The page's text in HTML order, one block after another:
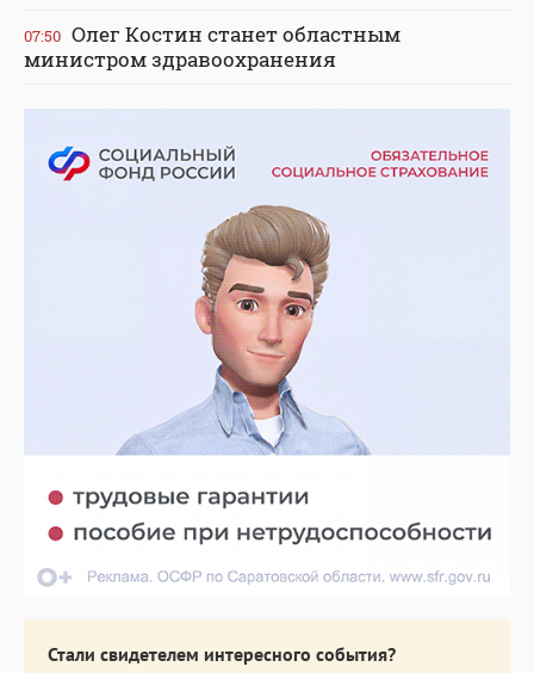
07:50 Олег Костин станет областным
министром здравоохранения
Стали свидетелем интересного события?